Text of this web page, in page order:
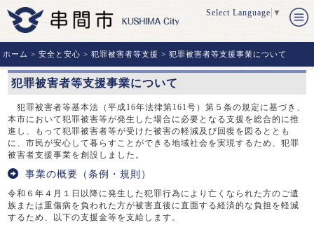
Select Language ▼
ホーム >安全と安心 >犯罪被害者等支援 > 犯罪被害者等支援事業について
犯罪被害者等支援事業について
犯罪被害者等基本法（平成16年法律第161号）第５条の規定に基づき、
本市において犯罪被害等が発生した場合に必要となる支援を総合的に推
進し、もって犯罪被害者等が受けた被害の軽減及び回復を図るととも
に、市民が安心して暮らすことができる地域社会を実現するため、犯罪
被害者支援事業を創設しました。
事業の概要（条例・規則）
令和６年４月１日以降に発生した犯罪行為により亡くなられた方のご遺
族または重傷病を負われた方が被害直後に直面する経済的な負担を軽減
するため、以下の支援金等を支給します。